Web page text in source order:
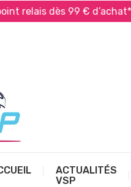
dès 99 € d’achat*
ACTUALITÉS
VSP